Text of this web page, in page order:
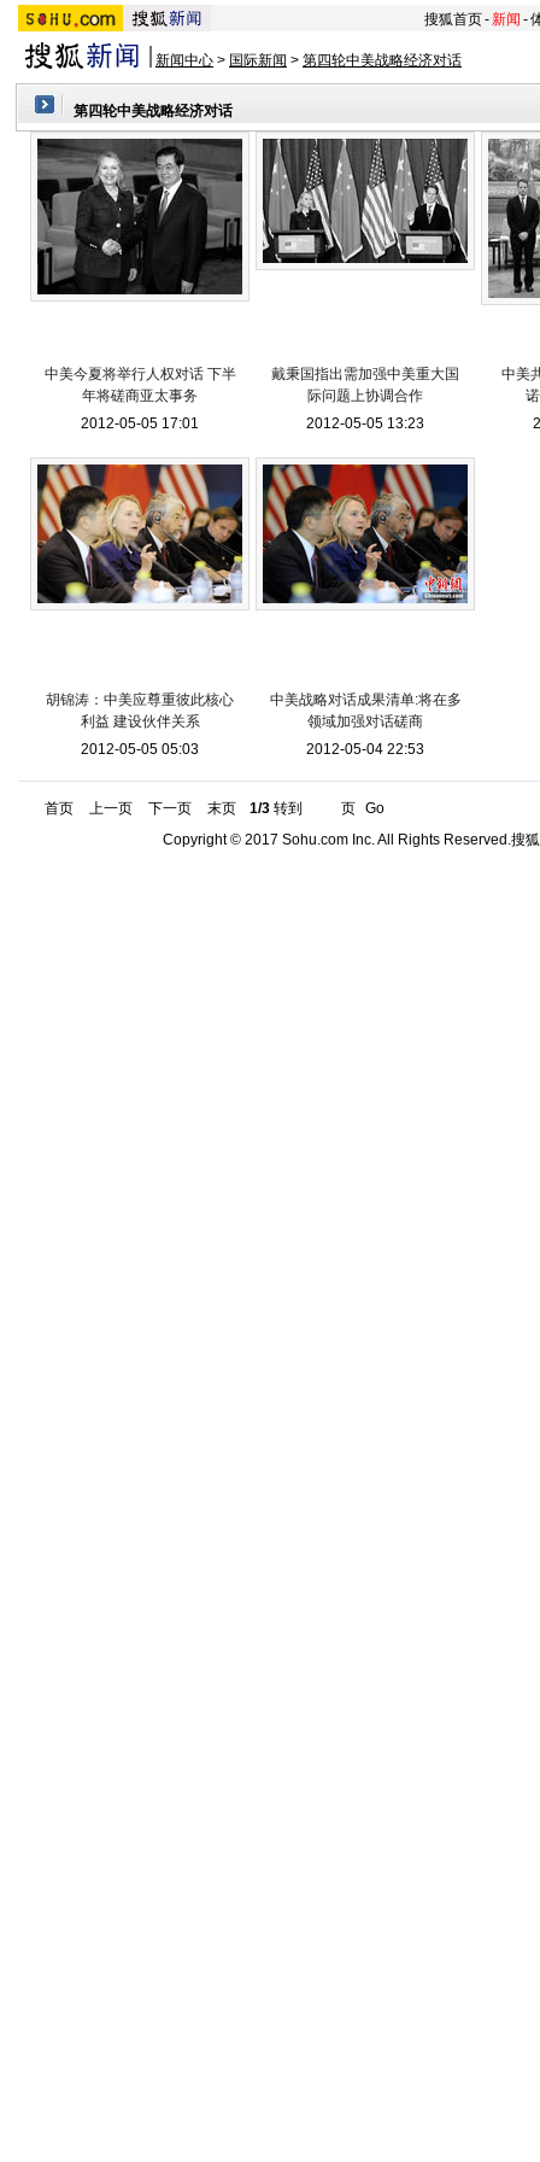
搜狐首页-新闻 -
新闻中心 > 国际新闻 > 第四轮中美战略经济对话
第四轮中美战略经济对话
中美今夏将举行人权对话 下半
年将磋商亚太事务
2012-05-05 17:01
戴秉国指出需加强中美重大国
际问题上协调合作
2012-05-05 13:23
中美
胡锦涛：中美应尊重彼此核心
利益 建设伙伴关系
2012-05-05 05:03
中美战略对话成果清单:将在多
领域加强对话磋商
2012-05-04 22:53
首页 上一页 下一页 末页 1/3 转到 页 Go
Copyright © 2017 Sohu.com Inc. All Rights Reserved.搜